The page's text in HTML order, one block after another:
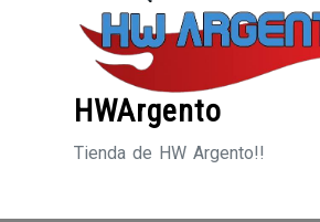
HWArgento
Tienda de HW Argento!!